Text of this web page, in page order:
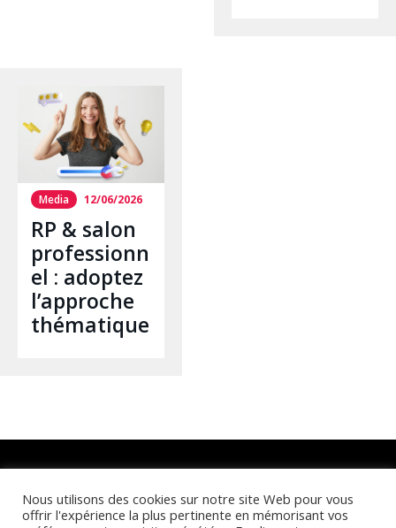
Media 12/06/2026
RP & salon
professionn
el : adoptez
l’approche
thématique
Nous utilisons des cookies sur notre site Web pour vous
offrir l'expérience la plus pertinente en mémorisant vos